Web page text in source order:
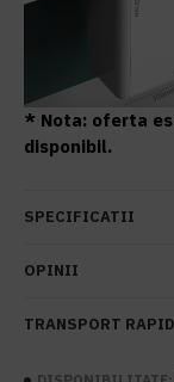
* Nota: oferta
disponibil.
SPECIFICATII
OPINII
TRANSPORT RAPID